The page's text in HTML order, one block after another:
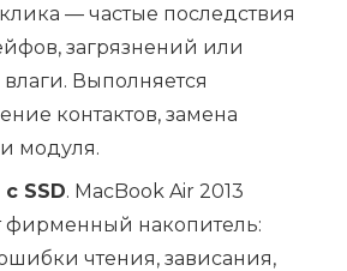
клика — частые последствия
загрязнений или
Выполняется
контактов, замена
модуля.
SSD. MacBook Air 2013
фирменный накопитель:
чтения, зависания,